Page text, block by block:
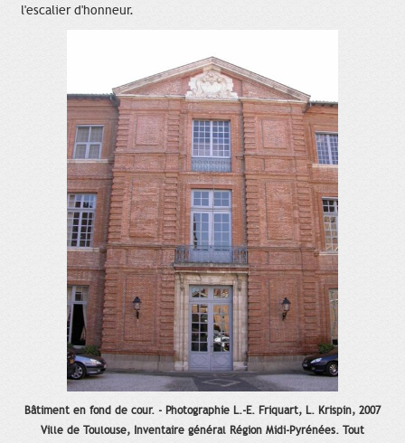
l'escalier d'honneur.
Bâtiment en fond de cour. - Photographie L.-E. Friquart, L. Krispin, 2007
Ville de Toulouse, Inventaire général Région Midi-Pyrénées. Tout